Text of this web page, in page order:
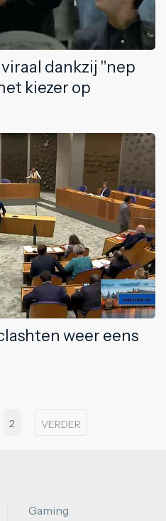
dankzij "nep
kiezer op
weer eens
2 VERDER
Gaming